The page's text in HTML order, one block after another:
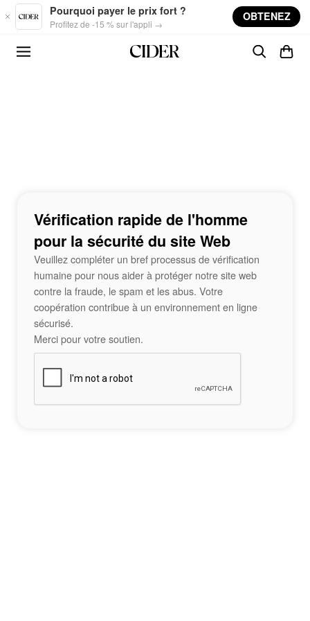
Skip to main content
Pourquoi payer le prix fort ?
Profitez de -15 % sur l'appli →
OBTENEZ
Vérification rapide de l'homme
pour la sécurité du site Web
Veuillez compléter un bref processus de vérification
humaine pour nous aider à protéger notre site web
contre la fraude, le spam et les abus. Votre
coopération contribue à un environnement en ligne
sécurisé.
Merci pour votre soutien.